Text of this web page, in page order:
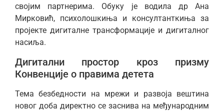
својим партнерима. Обуку је водила др Ана
Мирковић, психолошкиња и консултанткиња за
пројекте дигиталне трансформације и дигиталног
насиља.
Дигитални простор кроз призму
Конвенције о правима детета
Тема безбедности на мрежи и развоја вештина
новог доба директно се заснива на међународним